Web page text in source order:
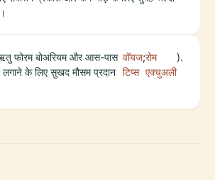
फोरम बोअरियम और आस-पास
के लिए सुखद मौसम प्रदान
वॉयज
टिप्स
;रोम
एक्चुअली
).